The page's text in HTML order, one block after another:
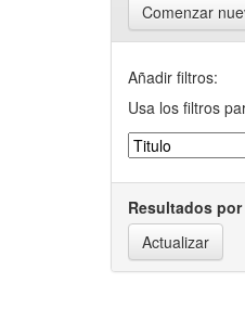
Comenzar
Añadir filtros:
Usa los filtros
Resultados